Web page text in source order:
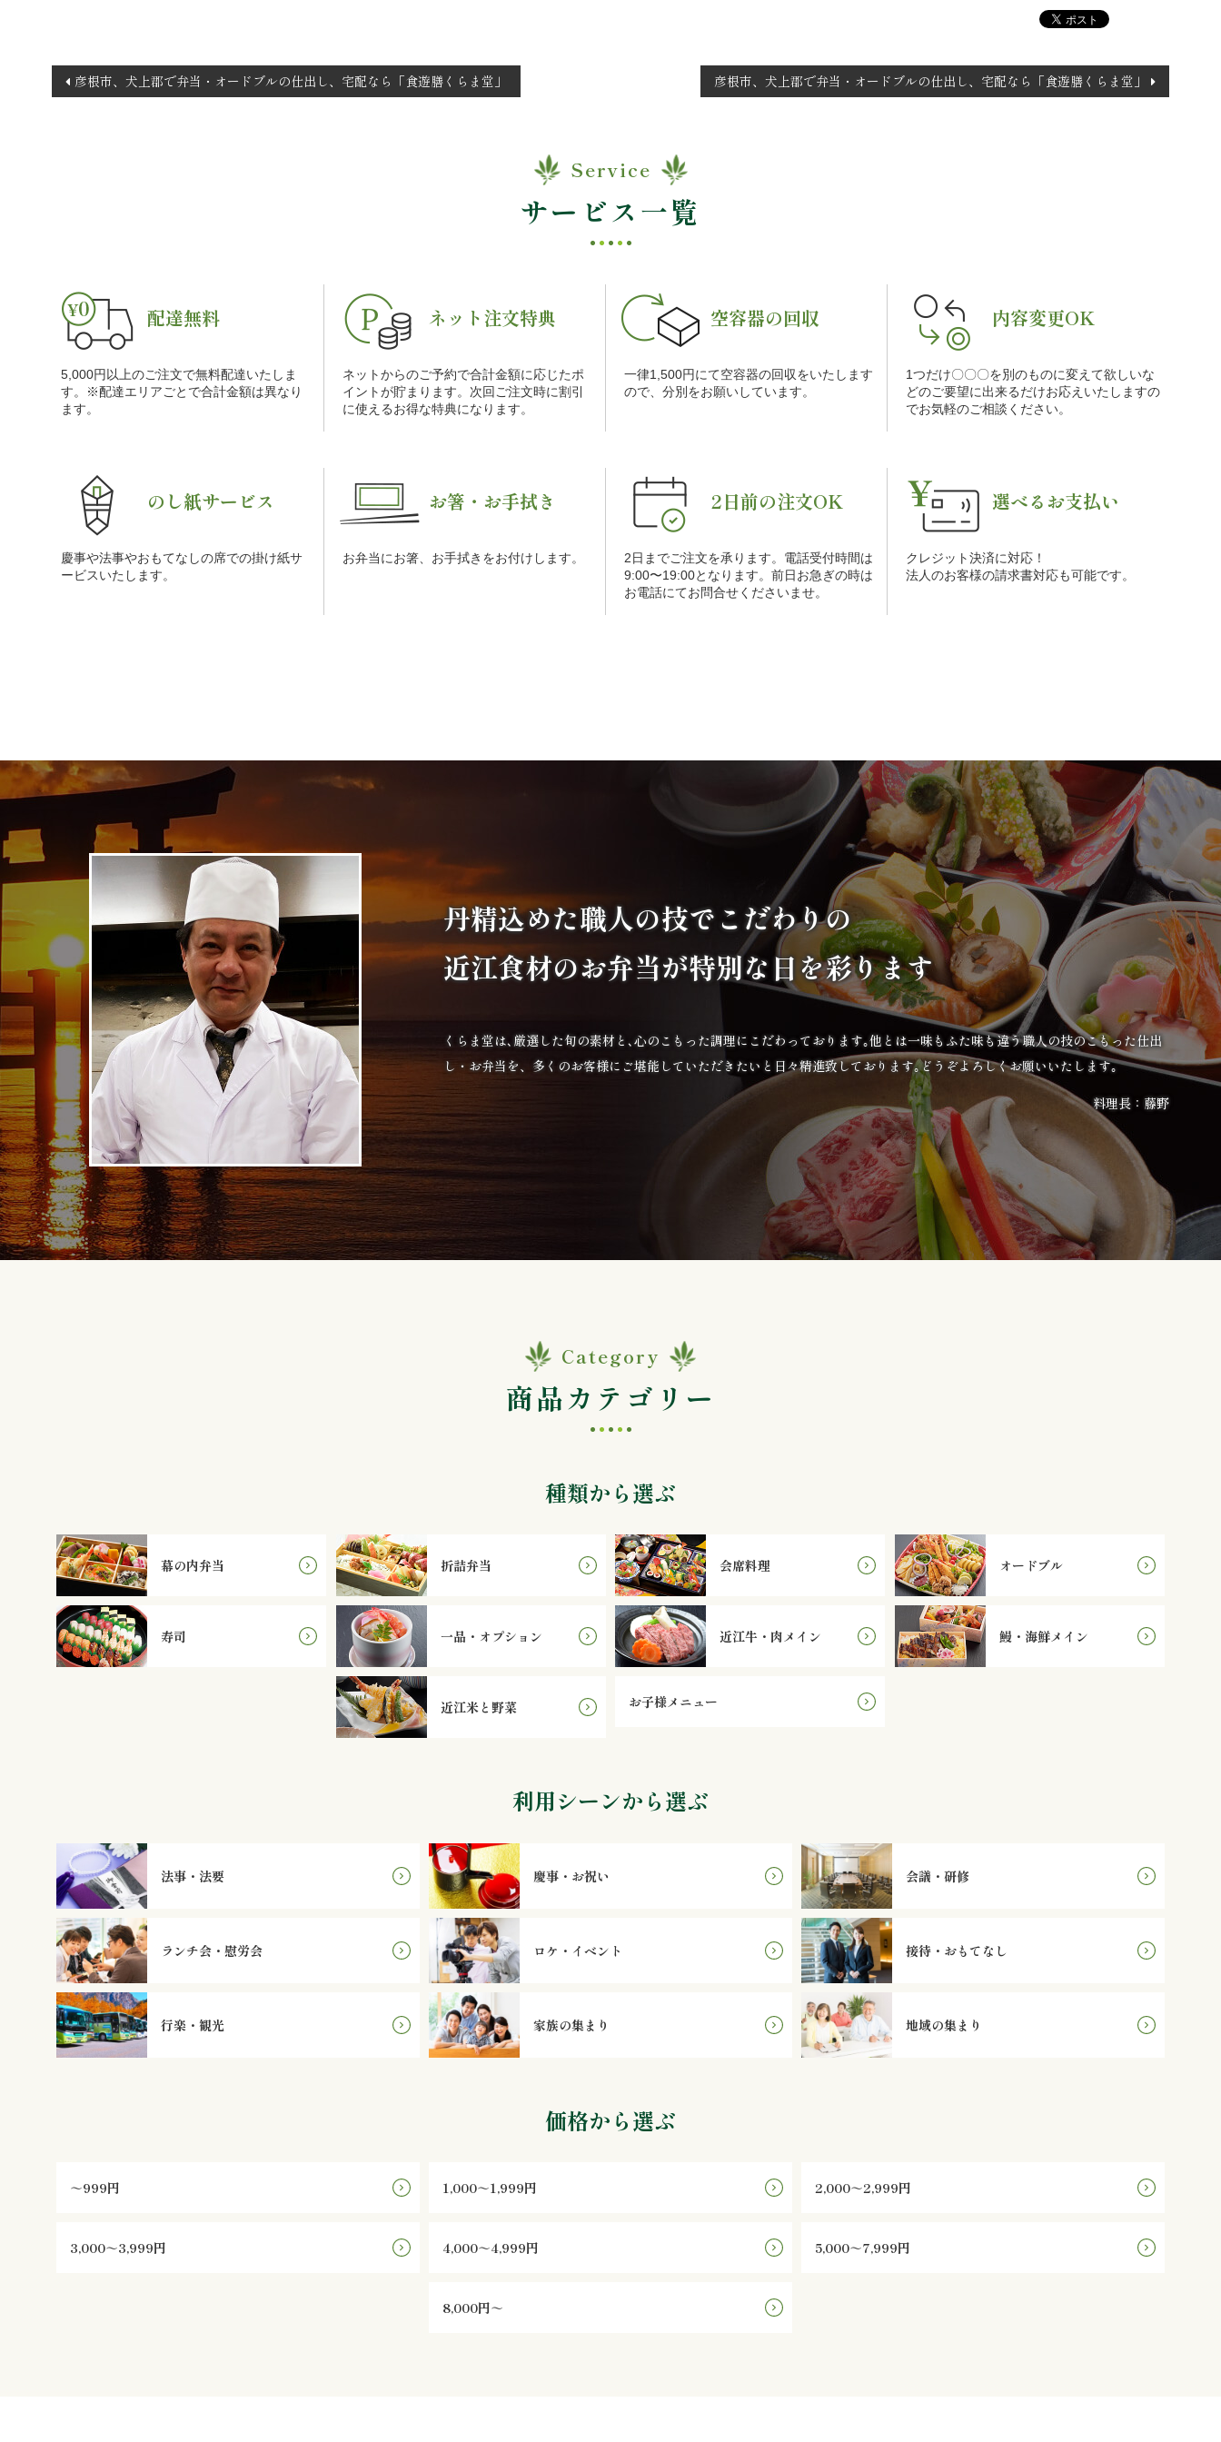
投
稿
彦根市、犬上郡で弁当・オードブルの仕出し、宅配なら「食遊膳くらま堂」 彦根市、犬上郡で弁当・オードブルの仕出し、宅配なら「食遊膳くらま堂」
Service
サービス一覧
配達無料
5,000円以上のご注文で無料配達いたしま
す。※配達エリアごとで合計金額は異なり
ます。
ネット注文特典
ネットからのご予約で合計金額に応じたポ
イントが貯まります。次回ご注文時に割引
に使えるお得な特典になります。
空容器の回収
一律1,500円にて空容器の回収をいたします
ので、分別をお願いしています。
内容変更OK
1つだけ〇〇〇を別のものに変えて欲しいな
どのご要望に出来るだけお応えいたしますの
でお気軽のご相談ください。
のし紙サービス
慶事や法事やおもてなしの席での掛け紙サ
ービスいたします。
お箸・お手拭き
お弁当にお箸、お手拭きをお付けします。
2日前の注文OK
2日までご注文を承ります。電話受付時間は
9:00〜19:00となります。前日お急ぎの時は
お電話にてお問合せくださいませ。
選べるお支払い
クレジット決済に対応！
法人のお客様の請求書対応も可能です。
丹精込めた職人の技でこだわりの
近江食材のお弁当が特別な日を彩ります
くらま堂は､厳選した旬の素材と､心のこもった調理にこだわっております｡他とは一味もふた味も違う職人の技のこもった仕出
し・お弁当を、多くのお客様にご堪能していただきたいと日々精進致しております｡どうぞよろしくお願いいたします｡
料理長：藤野
Category
商品カテゴリー
種類から選ぶ
幕の内弁当 折詰弁当 会席料理 オードブル
寿司 一品・オプション 近江牛・肉メイン 鰻・海鮮メイン
近江米と野菜 お子様メニュー
利用シーンから選ぶ
法事・法要 慶事・お祝い 会議・研修
ランチ会・慰労会 ロケ・イベント 接待・おもてなし
行楽・観光 家族の集まり 地域の集まり
価格から選ぶ
～999円 1,000～1,999円 2,000～2,999円
3,000～3,999円 4,000～4,999円 5,000～7,999円
8,000円～